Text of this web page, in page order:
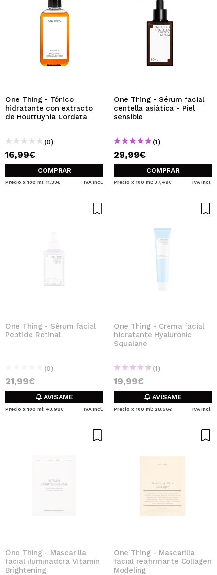
One Thing - Tónico
hidratante con extracto
de Houttuynia Cordata
(0)
16,99€
COMPRAR
Precio x 100 ml: 11,33€ IVA Incl.
One Thing - Sérum facial
centella asiática - Piel
sensible
(1)
29,99€
COMPRAR
Precio x 100 ml: 37,49€ IVA Incl.
One Thing - Sérum facial
Peptide Retinal
(0)
21,99€
AVÍSAME
Precio x 100 ml: 43,98€ IVA Incl.
One Thing - Crema facial
hidratante Hyaluronic
Squalane
(1)
19,99€
AVÍSAME
Precio x 100 ml: 28,56€ IVA Incl.
One Thing - Mascarilla
facial iluminadora Vitamin
Brightening
One Thing - Mascarilla
facial reafirmante Collagen
Modeling